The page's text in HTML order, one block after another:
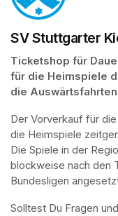
SV Stuttgarter
Ticketshop für
für die Heimspiele
die
Der Vorverkauf für
die Heimspiele
Die Spiele in der
blockweise nach den
Bundesligen
Solltest Du Fragen